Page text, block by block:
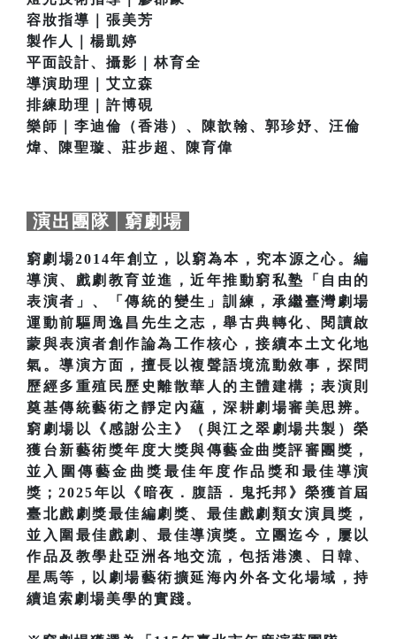
容妝指導｜張美芳
製作人｜楊凱婷
平面設計、攝影｜林育全
導演助理｜艾立森
排練助理｜許博硯
樂師｜李迪倫（香港）、陳歆翰、郭珍妤、汪倫
煒、陳聖璇、莊步超、陳育偉
演出團隊│窮劇場
窮劇場2014年創立，以窮為本，究本源之心。編
導演、戲劇教育並進，近年推動窮私塾「自由的
表演者」、「傳統的變生」訓練，承繼臺灣劇場
運動前驅周逸昌先生之志，舉古典轉化、閱讀啟
蒙與表演者創作論為工作核心，接續本土文化地
氣。導演方面，擅長以複聲語境流動敘事，探問
歷經多重殖民歷史離散華人的主體建構；表演則
奠基傳統藝術之靜定內蘊，深耕劇場審美思辨。
窮劇場以《感謝公主》（與江之翠劇場共製）榮
獲台新藝術獎年度大獎與傳藝金曲獎評審團獎，
並入圍傳藝金曲獎最佳年度作品獎和最佳導演
獎；2025年以《暗夜．腹語．鬼托邦》榮獲首屆
臺北戲劇獎最佳編劇獎、最佳戲劇類女演員獎，
並入圍最佳戲劇、最佳導演獎。立團迄今，屢以
作品及教學赴亞洲各地交流，包括港澳、日韓、
星馬等，以劇場藝術擴延海內外各文化場域，持
續追索劇場美學的實踐。